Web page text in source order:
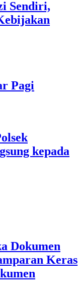
Sendiri,
Pagi
kepada
Dokumen
Keras